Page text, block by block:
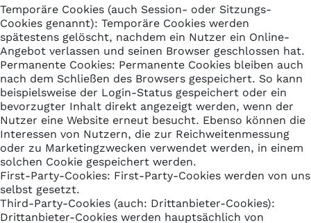
Temporäre Cookies (auch Session- oder Sitzungs-
Cookies genannt): Temporäre Cookies werden
spätestens gelöscht, nachdem ein Nutzer ein Online-
Angebot verlassen und seinen Browser geschlossen hat.
Permanente Cookies: Permanente Cookies bleiben auch
nach dem Schließen des Browsers gespeichert. So kann
beispielsweise der Login-Status gespeichert oder ein
bevorzugter Inhalt direkt angezeigt werden, wenn der
Nutzer eine Website erneut besucht. Ebenso können die
Interessen von Nutzern, die zur Reichweitenmessung
oder zu Marketingzwecken verwendet werden, in einem
solchen Cookie gespeichert werden.
First-Party-Cookies: First-Party-Cookies werden von uns
selbst gesetzt.
Third-Party-Cookies (auch: Drittanbieter-Cookies):
Drittanbieter-Cookies werden hauptsächlich von